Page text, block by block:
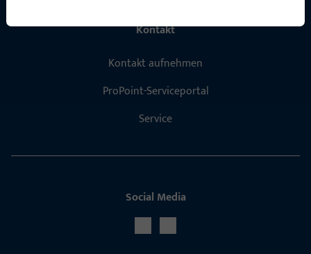
Kontakt
Kontakt aufnehmen
ProPoint-Serviceportal
Service
Social Media